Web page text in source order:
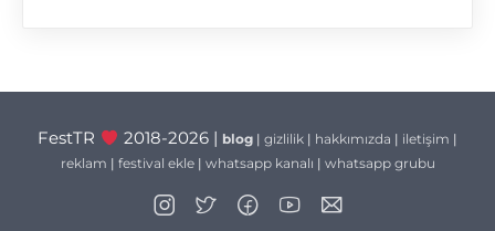
FestTR 2018-2026 | blog| gizlilik| hakkımızda | iletişim |
reklam | festival ekle| whatsapp kanalı | whatsapp grubu